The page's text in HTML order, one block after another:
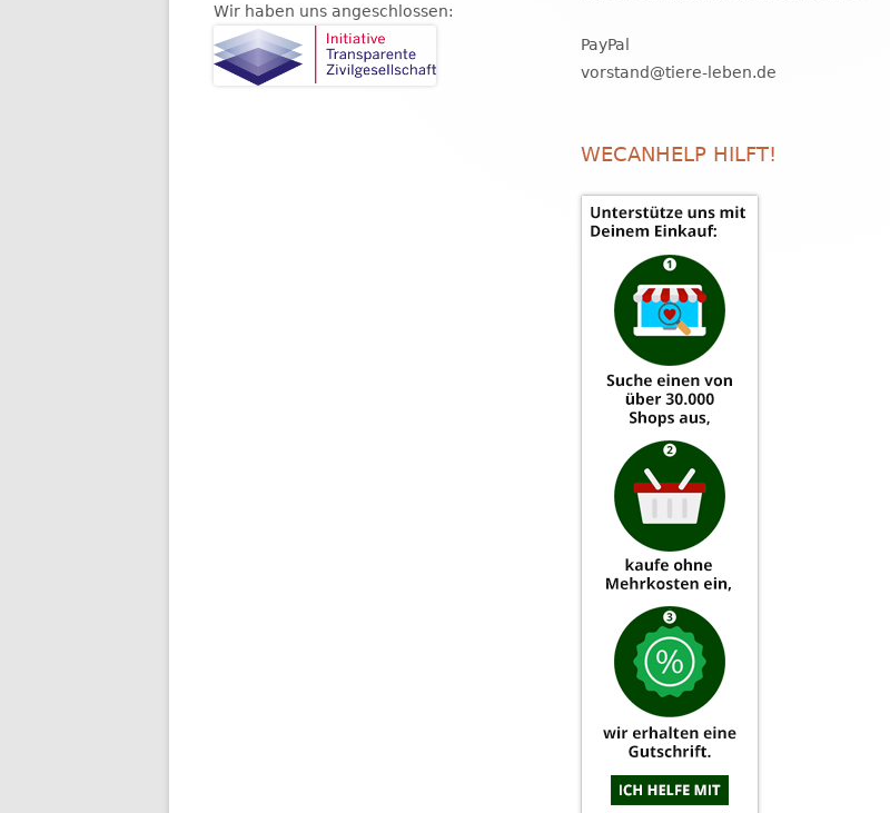
Wir haben uns angeschlossen:
PayPal
vorstand@tiere-leben.de
WECANHELP HILFT!